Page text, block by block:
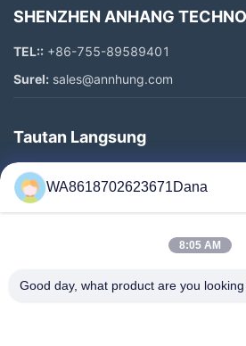
SHENZHEN ANHANG
TEL:: +86-755-89589401
Surel: sales@annhung.com
Tautan Langsung
Rumah
Produk
Tur Pabrik
WA8618702623671Dana
8:05 AM
Good day, what product are you